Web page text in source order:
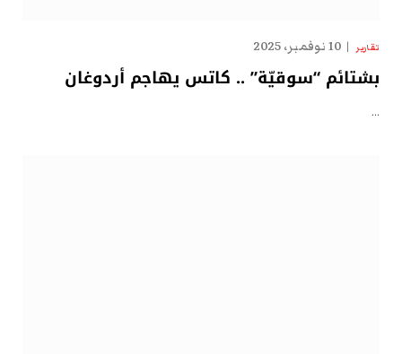
تقارير 10 نوفمبر، 2025
بشتائم “سوقيّة” .. كاتس يهاجم أردوغان
…